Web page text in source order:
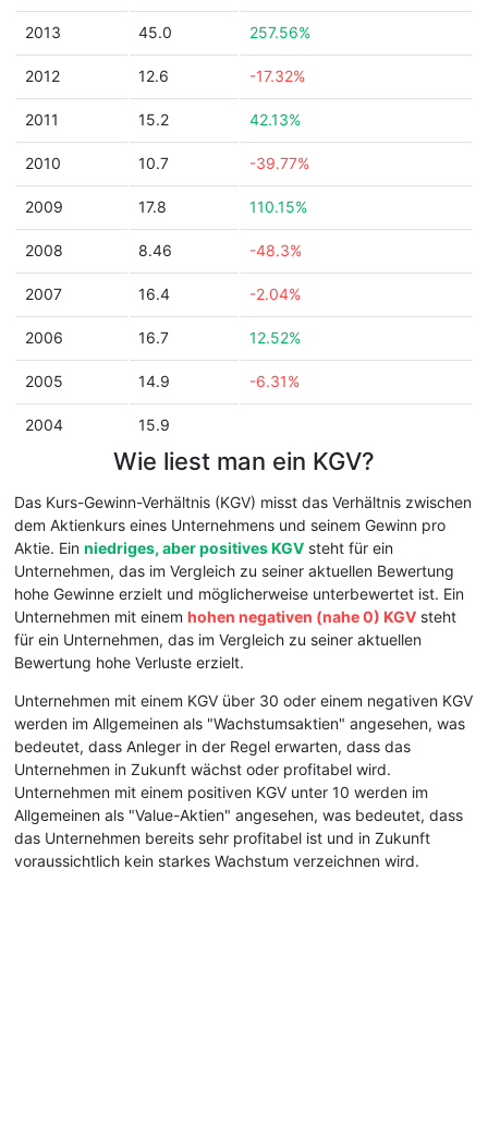
2013 45.0 257.56%
2012 12.6 -17.32%
2011 15.2 42.13%
2010 10.7 -39.77%
2009 17.8 110.15%
2008 8.46 -48.3%
2007 16.4 -2.04%
2006 16.7 12.52%
2005 14.9 -6.31%
2004 15.9
Wie liest man ein KGV?
Das Kurs-Gewinn-Verhältnis (KGV) misst das Verhältnis zwischen
dem Aktienkurs eines Unternehmens und seinem Gewinn pro
Aktie. Ein niedriges, aber positives KGV steht für ein
Unternehmen, das im Vergleich zu seiner aktuellen Bewertung
hohe Gewinne erzielt und möglicherweise unterbewertet ist. Ein
Unternehmen mit einem hohen negativen (nahe 0) KGV steht
für ein Unternehmen, das im Vergleich zu seiner aktuellen
Bewertung hohe Verluste erzielt.
Unternehmen mit einem KGV über 30 oder einem negativen KGV
werden im Allgemeinen als "Wachstumsaktien" angesehen, was
bedeutet, dass Anleger in der Regel erwarten, dass das
Unternehmen in Zukunft wächst oder profitabel wird.
Unternehmen mit einem positiven KGV unter 10 werden im
Allgemeinen als "Value-Aktien" angesehen, was bedeutet, dass
das Unternehmen bereits sehr profitabel ist und in Zukunft
voraussichtlich kein starkes Wachstum verzeichnen wird.